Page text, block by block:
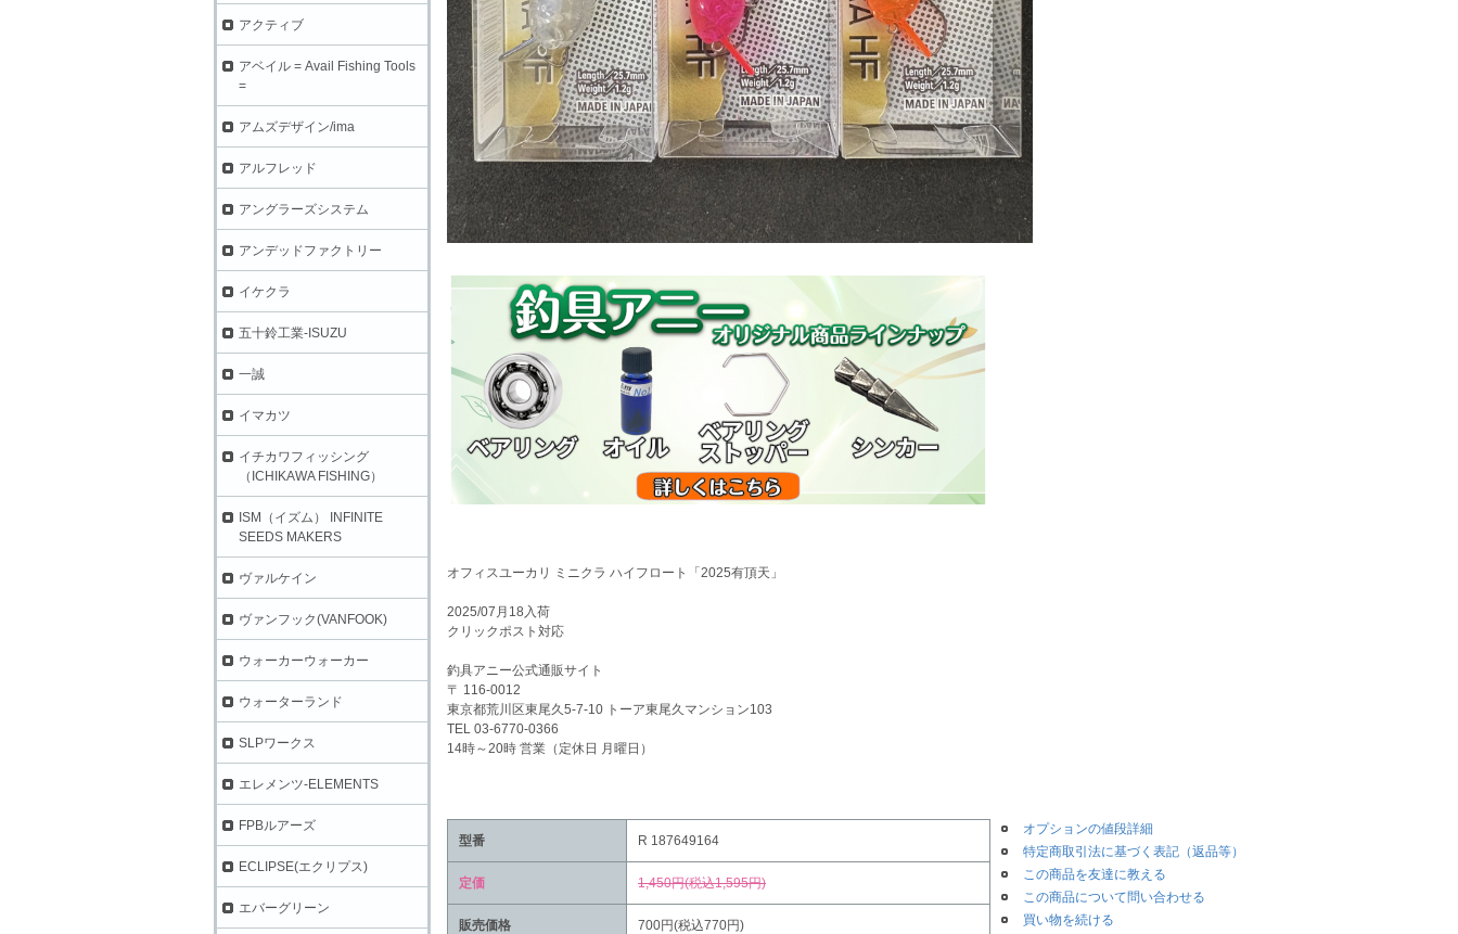
オフィスユーカリ ミニクラ ハイフロート「2025有頂天」
2025/07月18入荷
クリックポスト対応
釣具アニー公式通販サイト
〒 116-0012
東京都荒川区東尾久5-7-10 トーア東尾久マンション103
TEL 03-6770-0366
14時～20時 営業（定休日 月曜日）
型番 R 187649164
定価 1,450円(税込1,595円)
販売価格 700円(税込770円)
オプションの値段詳細
特定商取引法に基づく表記（返品等）
この商品を友達に教える
この商品について問い合わせる
買い物を続ける
アクティブ
アベイル = Avail Fishing Tools
=
アムズデザイン/ima
アルフレッド
アングラーズシステム
アンデッドファクトリー
イケクラ
五十鈴工業-ISUZU
一誠
イマカツ
イチカワフィッシング
（ICHIKAWA FISHING）
ISM（イズム） INFINITE
SEEDS MAKERS
ヴァルケイン
ヴァンフック(VANFOOK)
ウォーカーウォーカー
ウォーターランド
SLPワークス
エレメンツ-ELEMENTS
FPBルアーズ
ECLIPSE(エクリプス)
エバーグリーン